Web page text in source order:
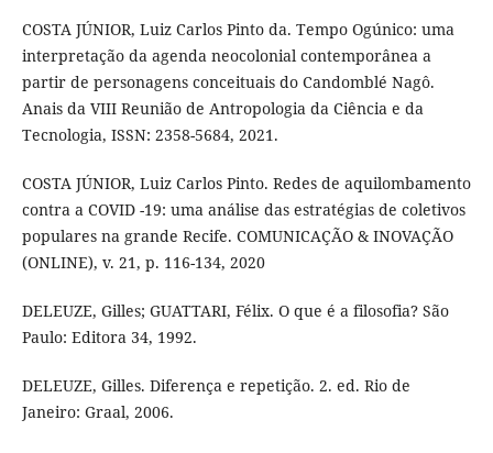
COSTA JÚNIOR, Luiz Carlos Pinto da. Tempo Ogúnico: uma
interpretação da agenda neocolonial contemporânea a
partir de personagens conceituais do Candomblé Nagô.
Anais da VIII Reunião de Antropologia da Ciência e da
Tecnologia, ISSN: 2358-5684, 2021.
COSTA JÚNIOR, Luiz Carlos Pinto. Redes de aquilombamento
contra a COVID -19: uma análise das estratégias de coletivos
populares na grande Recife. COMUNICAÇÃO & INOVAÇÃO
(ONLINE), v. 21, p. 116-134, 2020
DELEUZE, Gilles; GUATTARI, Félix. O que é a filosofia? São
Paulo: Editora 34, 1992.
DELEUZE, Gilles. Diferença e repetição. 2. ed. Rio de
Janeiro: Graal, 2006.